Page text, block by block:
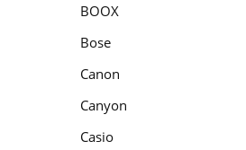
BOOX
Bose
Canon
Canyon
Casio